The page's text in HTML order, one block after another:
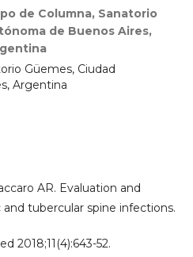
de Columna, Sanatorio
de Buenos Aires,
Güemes, Ciudad
Argentina
AR. Evaluation and
tubercular spine infections.
2018;11(4):643-52.